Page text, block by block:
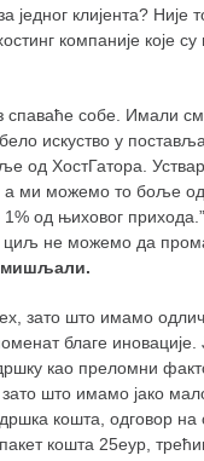
једног клијента? Није
компаније које
спаваће собе. Имали
искуство у
од ХостГатора.
а ми можемо то боље
од њиховог
циљ не можемо да
зато што имамо
благе
као преломни
што имамо јако
кошта, одговор на
пакет кошта 25еур,